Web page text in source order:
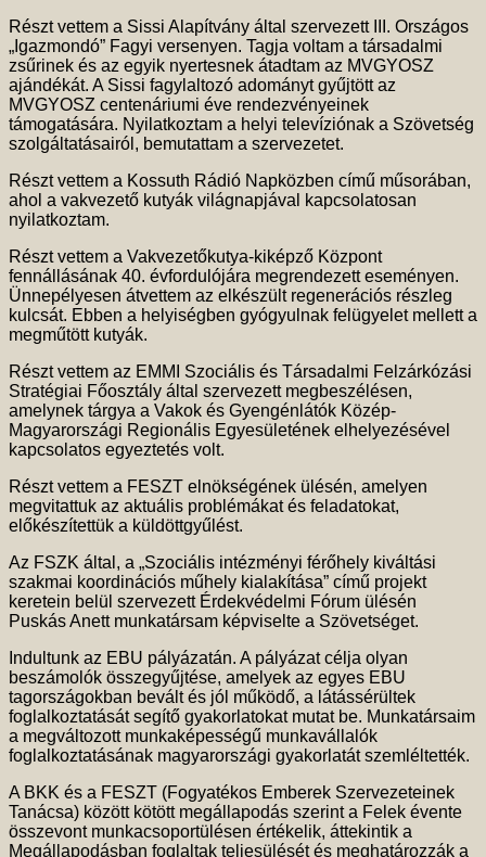
Részt vettem a Sissi Alapítvány által szervezett III. Országos
„Igazmondó” Fagyi versenyen. Tagja voltam a társadalmi
zsűrinek és az egyik nyertesnek átadtam az MVGYOSZ
ajándékát. A Sissi fagylaltozó adományt gyűjtött az
MVGYOSZ centenáriumi éve rendezvényeinek
támogatására. Nyilatkoztam a helyi televíziónak a Szövetség
szolgáltatásairól, bemutattam a szervezetet.
Részt vettem a Kossuth Rádió Napközben című műsorában,
ahol a vakvezető kutyák világnapjával kapcsolatosan
nyilatkoztam.
Részt vettem a Vakvezetőkutya-kiképző Központ
fennállásának 40. évfordulójára megrendezett eseményen.
Ünnepélyesen átvettem az elkészült regenerációs részleg
kulcsát. Ebben a helyiségben gyógyulnak felügyelet mellett a
megműtött kutyák.
Részt vettem az EMMI Szociális és Társadalmi Felzárkózási
Stratégiai Főosztály által szervezett megbeszélésen,
amelynek tárgya a Vakok és Gyengénlátók Közép-
Magyarországi Regionális Egyesületének elhelyezésével
kapcsolatos egyeztetés volt.
Részt vettem a FESZT elnökségének ülésén, amelyen
megvitattuk az aktuális problémákat és feladatokat,
előkészítettük a küldöttgyűlést.
Az FSZK által, a „Szociális intézményi férőhely kiváltási
szakmai koordinációs műhely kialakítása” című projekt
keretein belül szervezett Érdekvédelmi Fórum ülésén
Puskás Anett munkatársam képviselte a Szövetséget.
Indultunk az EBU pályázatán. A pályázat célja olyan
beszámolók összegyűjtése, amelyek az egyes EBU
tagországokban bevált és jól működő, a látássérültek
foglalkoztatását segítő gyakorlatokat mutat be. Munkatársaim
a megváltozott munkaképességű munkavállalók
foglalkoztatásának magyarországi gyakorlatát szemléltették.
A BKK és a FESZT (Fogyatékos Emberek Szervezeteinek
Tanácsa) között kötött megállapodás szerint a Felek évente
összevont munkacsoportülésen értékelik, áttekintik a
Megállapodásban foglaltak teljesülését és meghatározzák a